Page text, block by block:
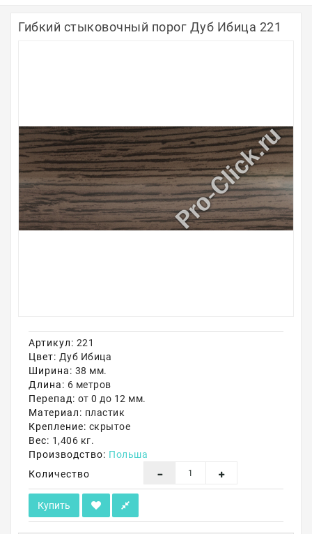
Обводы для труб
Алюминиевые профили
Крепёж и крепления
Садовая мебель
Контакты
Акции
Гибкий стыковочный порог Дуб Ибица 221
Артикул: 221
Цвет: Дуб Ибица
Ширина: 38 мм.
Длина: 6 метров
Перепад: от 0 до 12 мм.
Материал: пластик
Крепление: скрытое
Вес: 1,406 кг.
Производство: Польша
Количество
Купить